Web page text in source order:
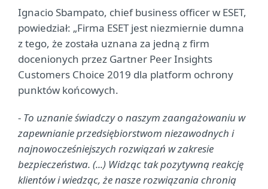
Ignacio Sbampato, chief business officer w ESET,
powiedział: „Firma ESET jest niezmiernie dumna
z tego, że została uznana za jedną z firm
docenionych przez Gartner Peer Insights
Customers Choice 2019 dla platform ochrony
punktów końcowych.
- To uznanie świadczy o naszym zaangażowaniu w
zapewnianie przedsiębiorstwom niezawodnych i
najnowocześniejszych rozwiązań w zakresie
bezpieczeństwa. (...) Widząc tak pozytywną reakcję
klientów i wiedząc, że nasze rozwiązania chronią